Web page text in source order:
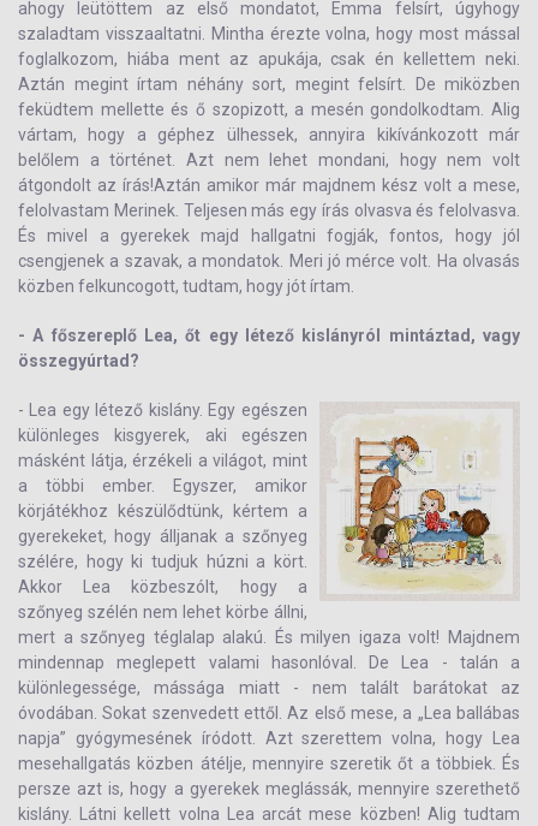
ahogy leütöttem az első mondatot, Emma felsírt, úgyhogy
szaladtam visszaaltatni. Mintha érezte volna, hogy most mással
foglalkozom, hiába ment az apukája, csak én kellettem neki.
Aztán megint írtam néhány sort, megint felsírt. De miközben
feküdtem mellette és ő szopizott, a mesén gondolkodtam. Alig
vártam, hogy a géphez ülhessek, annyira kikívánkozott már
belőlem a történet. Azt nem lehet mondani, hogy nem volt
átgondolt az írás!Aztán amikor már majdnem kész volt a mese,
felolvastam Merinek. Teljesen más egy írás olvasva és felolvasva.
És mivel a gyerekek majd hallgatni fogják, fontos, hogy jól
csengjenek a szavak, a mondatok. Meri jó mérce volt. Ha olvasás
közben felkuncogott, tudtam, hogy jót írtam.
- A főszereplő Lea, őt egy létező kislányról mintáztad, vagy
összegyúrtad?
- Lea egy létező kislány. Egy egészen
különleges kisgyerek, aki egészen
másként látja, érzékeli a világot, mint
a többi ember. Egyszer, amikor
körjátékhoz készülődtünk, kértem a
gyerekeket, hogy álljanak a szőnyeg
szélére, hogy ki tudjuk húzni a kört.
Akkor Lea közbeszólt, hogy a
szőnyeg szélén nem lehet körbe állni,
mert a szőnyeg téglalap alakú. És milyen igaza volt! Majdnem
mindennap meglepett valami hasonlóval. De Lea - talán a
különlegessége, mássága miatt - nem talált barátokat az
óvodában. Sokat szenvedett ettől. Az első mese, a „Lea ballábas
napja” gyógymesének íródott. Azt szerettem volna, hogy Lea
mesehallgatás közben átélje, mennyire szeretik őt a többiek. És
persze azt is, hogy a gyerekek meglássák, mennyire szerethető
kislány. Látni kellett volna Lea arcát mese közben! Alig tudtam